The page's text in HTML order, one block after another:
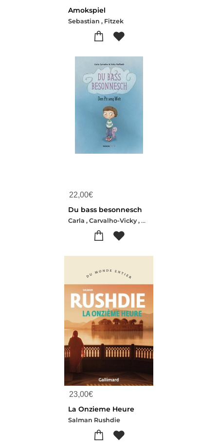
Amokspiel
Sebastian , Fitzek
22,00€
Du bass besonnesch
Carla , Carvalho-Vicky , Raffaelli
23,00€
La Onzieme Heure
Salman Rushdie